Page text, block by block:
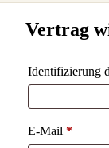
Vertrag
Identifizierung
E-Mail *